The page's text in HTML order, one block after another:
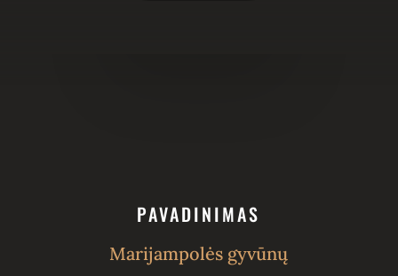
PAVADINIMAS
Marijampolės gyvūnų